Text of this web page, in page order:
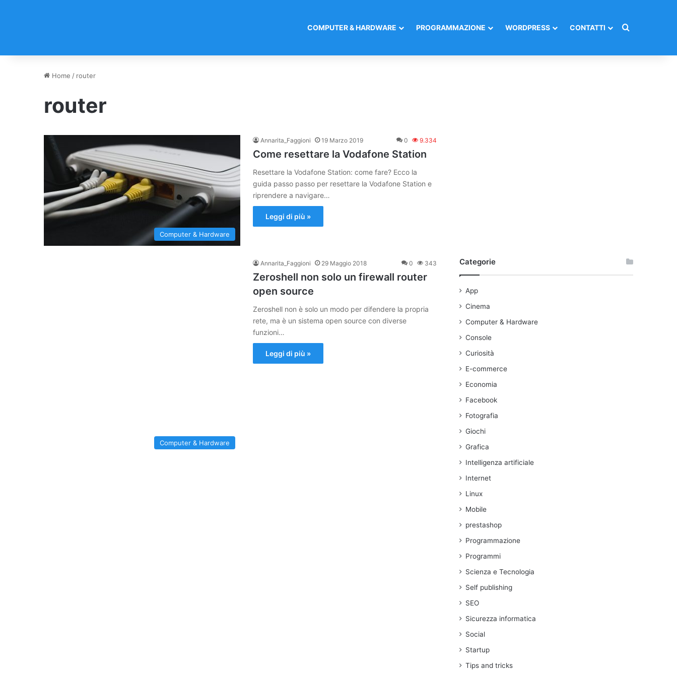
COMPUTER & HARDWARE PROGRAMMAZIONE WORDPRESS CONTATTI Cerca per
Home / router
router
Computer & Hardware
Annarita_Faggioni 19 Marzo 2019 0 9.334
Come resettare la Vodafone Station
Resettare la Vodafone Station: come fare? Ecco la
guida passo passo per resettare la Vodafone Station e
riprendere a navigare…
Leggi di più »
Computer & Hardware
Annarita_Faggioni 29 Maggio 2018 0 343
Zeroshell non solo un firewall router
open source
Zeroshell non è solo un modo per difendere la propria
rete, ma è un sistema open source con diverse
funzioni…
Leggi di più »
Categorie
App
Cinema
Computer & Hardware
Console
Curiosità
E-commerce
Economia
Facebook
Fotografia
Giochi
Grafica
Intelligenza artificiale
Internet
Linux
Mobile
prestashop
Programmazione
Programmi
Scienza e Tecnologia
Self publishing
SEO
Sicurezza informatica
Social
Startup
Tips and tricks